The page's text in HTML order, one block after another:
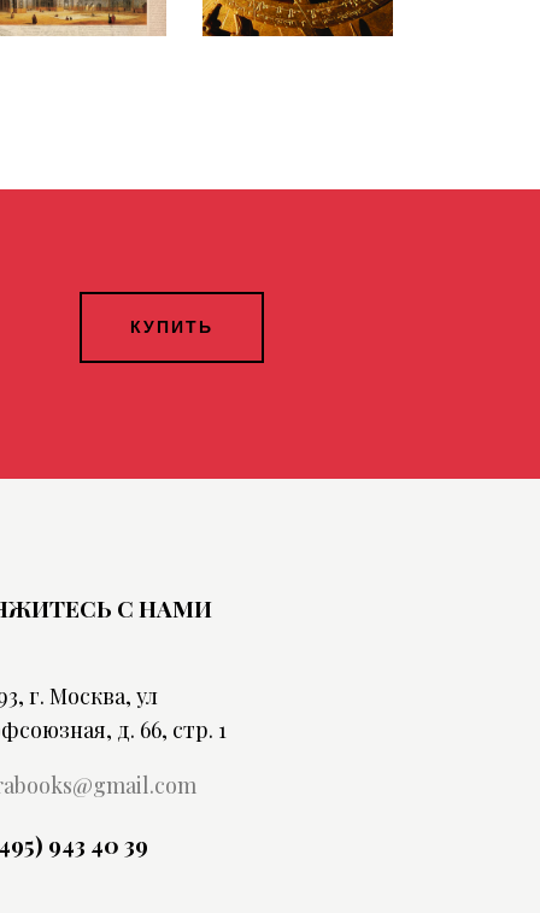
КУПИТЬ
С НАМИ
г. Москва, ул
д. 66, стр. 1
943 40 39